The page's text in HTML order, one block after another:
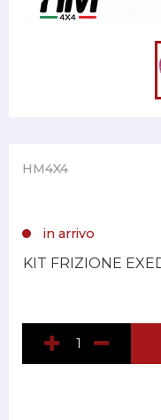
HM4X4
in arrivo
KIT FRIZIONE